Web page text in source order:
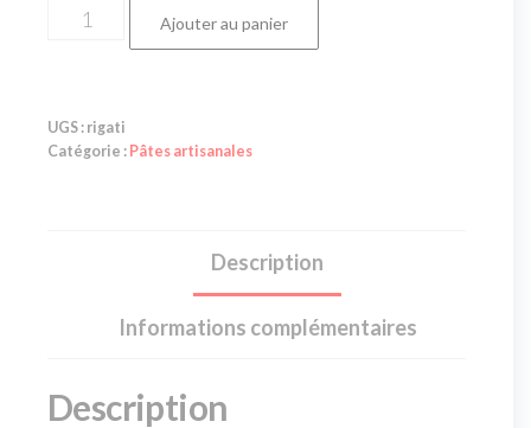
Ajouter au panier
UGS : rigati
Catégorie : Pâtes artisanales
Description
Informations complémentaires
Description